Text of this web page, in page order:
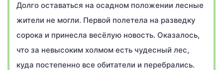
Долго оставаться на осадном положении лесные
жители не могли. Первой полетела на разведку
сорока и принесла весёлую новость. Оказалось,
что за невысоким холмом есть чудесный лес,
куда постепенно все обитатели и перебрались.